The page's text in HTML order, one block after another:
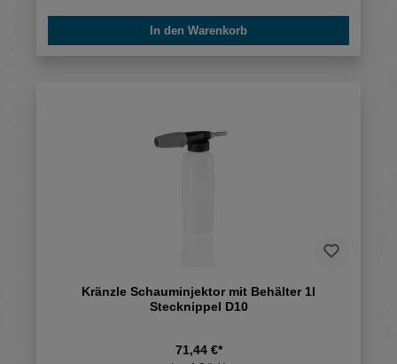
In den Warenkorb
Kränzle Schauminjektor mit Behälter 1l
Stecknippel D10
71,44 €*